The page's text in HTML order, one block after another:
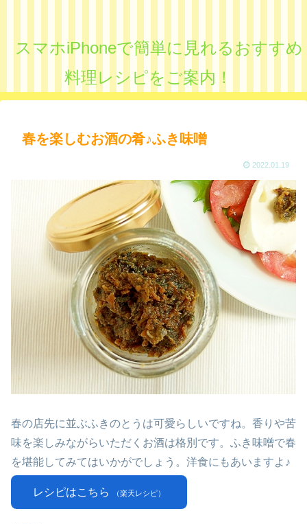
スマホiPhoneで簡単に見れるおすすめ
料理レシピをご案内！
春を楽しむお酒の肴♪ふき味噌
2022.01.19
春の店先に並ぶふきのとうは可愛らしいですね。香りや苦
味を楽しみながらいただくお酒は格別です。ふき味噌で春
を堪能してみてはいかがでしょう。洋食にもあいますよ♪
レシピはこちら （楽天レシピ）